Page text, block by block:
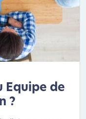
Equipe de
?